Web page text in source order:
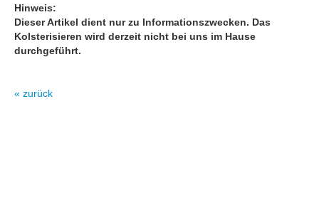
Hinweis:
Dieser Artikel dient nur zu Informationszwecken. Das
Kolsterisieren wird derzeit nicht bei uns im Hause
durchgeführt.
« zurück